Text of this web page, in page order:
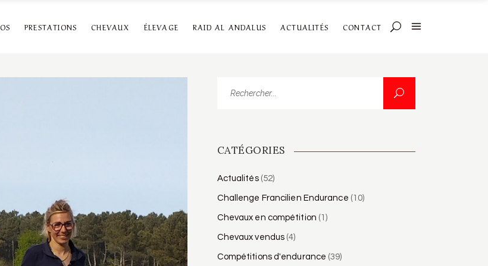
PRESTATIONS CHEVAUX ÉLEVAGE RAID AL ANDALUS ACTUALITÉS CONTACT
CATÉGORIES
Actualités(52)
Challenge Francilien Endurance (10)
Chevaux en compétition (1)
Chevaux vendus (4)
Compétitions d'endurance (39)